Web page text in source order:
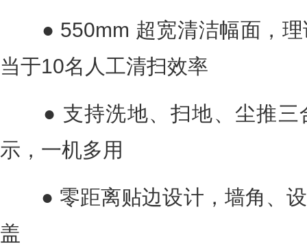
● 550mm 超宽清洁幅面，理
当于10名人工清扫效率
● 支持洗地、扫地、尘推三
示，一机多用
● 零距离贴边设计，墙角、设
盖